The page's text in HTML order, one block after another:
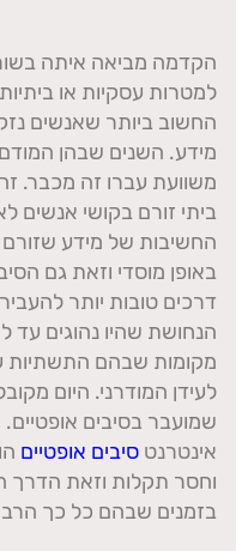
הקדמה מביאה איתה
למטרות עסקיות או
החשוב ביותר שאנשים
מידע. השנים שבהן
משוועת עברו זה מכבר.
ביתי זורם בקושי אנשים
החשיבות של מידע שזורם
באופן מוסדי וזאת גם
דרכים טובות יותר
הנחושת שהיו נהוגים עד
מקומות שבהם התשתיות
לעידן המודרני. היום
שמועבר בסיבים
אינטרנט סיבים אופטיים
וחסר תקלות וזאת
בזמנים שבהם כל כך